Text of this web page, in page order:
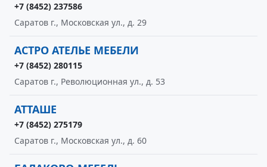
+7 (8452) 237586
Саратов г., Московская ул., д. 29
АСТРО АТЕЛЬЕ МЕБЕЛИ
+7 (8452) 280115
Саратов г., Революционная ул., д. 53
АТТАШЕ
+7 (8452) 275179
Саратов г., Московская ул., д. 60